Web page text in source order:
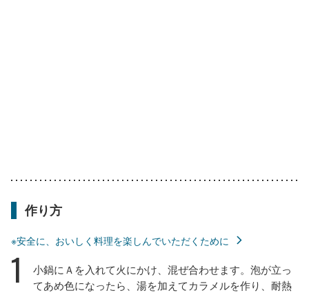
作り方
※安全に、おいしく料理を楽しんでいただくために
1
小鍋にＡを入れて火にかけ、混ぜ合わせます。泡が立っ
てあめ色になったら、湯を加えてカラメルを作り、耐熱